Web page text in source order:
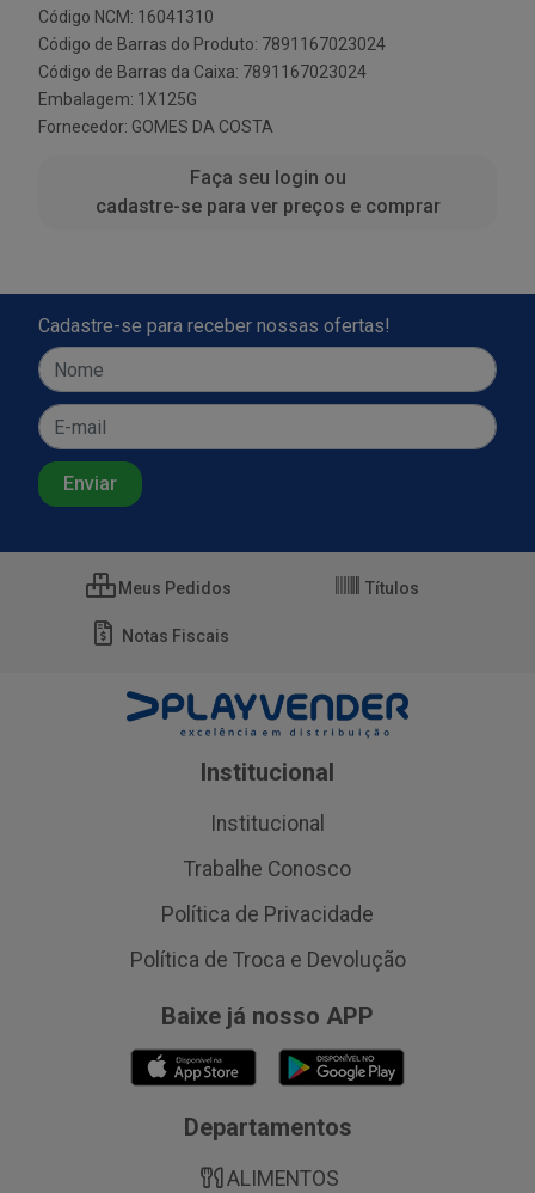
Código NCM: 16041310
Código de Barras do Produto: 7891167023024
Código de Barras da Caixa: 7891167023024
Embalagem: 1X125G
Fornecedor: GOMES DA COSTA
Faça seu login ou
cadastre-se para ver preços e comprar
Cadastre-se para receber nossas ofertas!
Meus Pedidos Títulos
Notas Fiscais
Institucional
Institucional
Trabalhe Conosco
Política de Privacidade
Política de Troca e Devolução
Baixe já nosso APP
Departamentos
ALIMENTOS